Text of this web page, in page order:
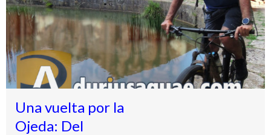
Una vuelta por la
Ojeda: Del